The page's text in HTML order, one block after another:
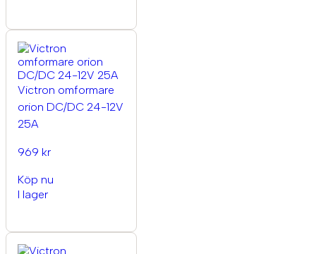
Victron omformare
orion DC/DC 24-12V
25A
969 kr
Köp nu
I lager